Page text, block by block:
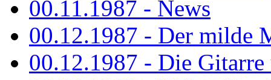
00.11.1987 - News
00.12.1987 - Der milde
00.12.1987 - Die Gitarre